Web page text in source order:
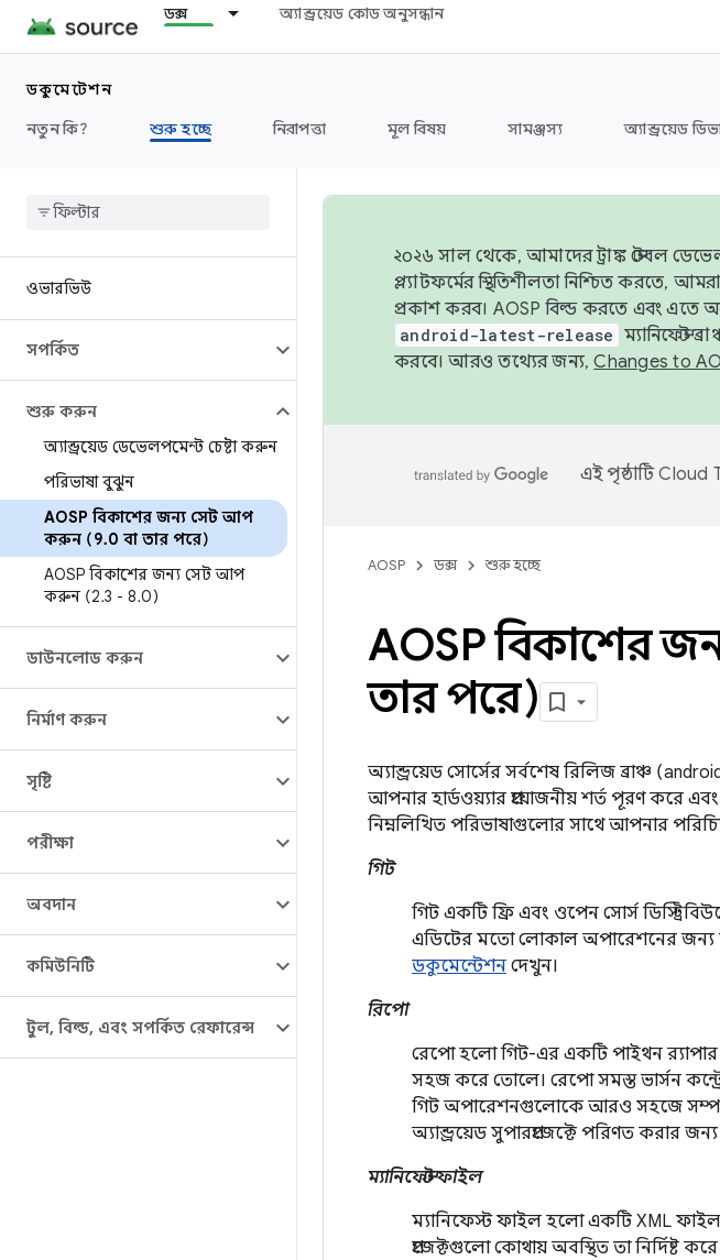
ডক্স অ্যান্ড্রয়েড কোড অনুসন্ধান
ডকুমেন্টেশন
নতুন কি?
শুরু হচ্ছে নিরাপত্তা মূল বিষয় সামঞ্জস্য অ্যান্ড্রয়েড
ওভারভিউ
সম্পর্কিত
শুরু করুন
অ্যান্ড্রয়েড ডেভেলপমেন্ট চেষ্টা করুন
পরিভাষা বুঝুন
AOSP বিকাশের জন্য সেট আপ
করুন (9.0 বা তার পরে)
AOSP বিকাশের জন্য সেট আপ
করুন (2.3 - 8.0)
ডাউনলোড করুন
নির্মাণ করুন
সৃষ্টি
পরীক্ষা
অবদান
কমিউনিটি
টুল, বিল্ড, এবং সম্পর্কিত রেফারেন্স
২০২৬ সাল থেকে, আমাদের ট্রাঙ্ক স্টেবল
প্ল্যাটফর্মের স্থিতিশীলতা নিশ্চিত করতে,
প্রকাশ করব। AOSP বিল্ড করতে এবং এতে
android-latest-release ম্যানিফেস্ট
করবে। আরও তথ্যের জন্য,Changes to
এই পৃষ্ঠাটিCloud
AOSP ডক্স শুরু হচ্ছে
AOSP বিকাশের
তার পরে)
অ্যান্ড্রয়েড সোর্সের সর্বশেষ রিলিজ ব্রাঞ্চ
আপনার হার্ডওয়্যার প্রয়োজনীয় শর্ত পূরণ করে
নিম্নলিখিত পরিভাষাগুলোর সাথে আপনার
গিট
গিট একটি ফ্রি এবং ওপেন সোর্স
এডিটের মতো লোকাল অপারেশনের জন্য
ডকুমেন্টেশন দেখুন।
রিপো
রেপো হলো গিট-এর একটি পাইথন
সহজ করে তোলে। রেপো সমস্ত ভার্সন
গিট অপারেশনগুলোকে আরও সহজে সম্পন্ন
অ্যান্ড্রয়েড সুপারপ্রজেক্টে পরিণত করার
ম্যানিফেস্ট ফাইল
ম্যানিফেস্ট ফাইল হলো একটি XML ফাইল
প্রজেক্টগুলো কোথায় অবস্থিত তা নির্দিষ্ট করে